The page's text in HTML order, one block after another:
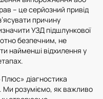
– це серйозний привід
причину
УЗД підшлункової
безпечним, не
найменші відхилення у
Плюс» діагностика
Ми розуміємо, як важливо